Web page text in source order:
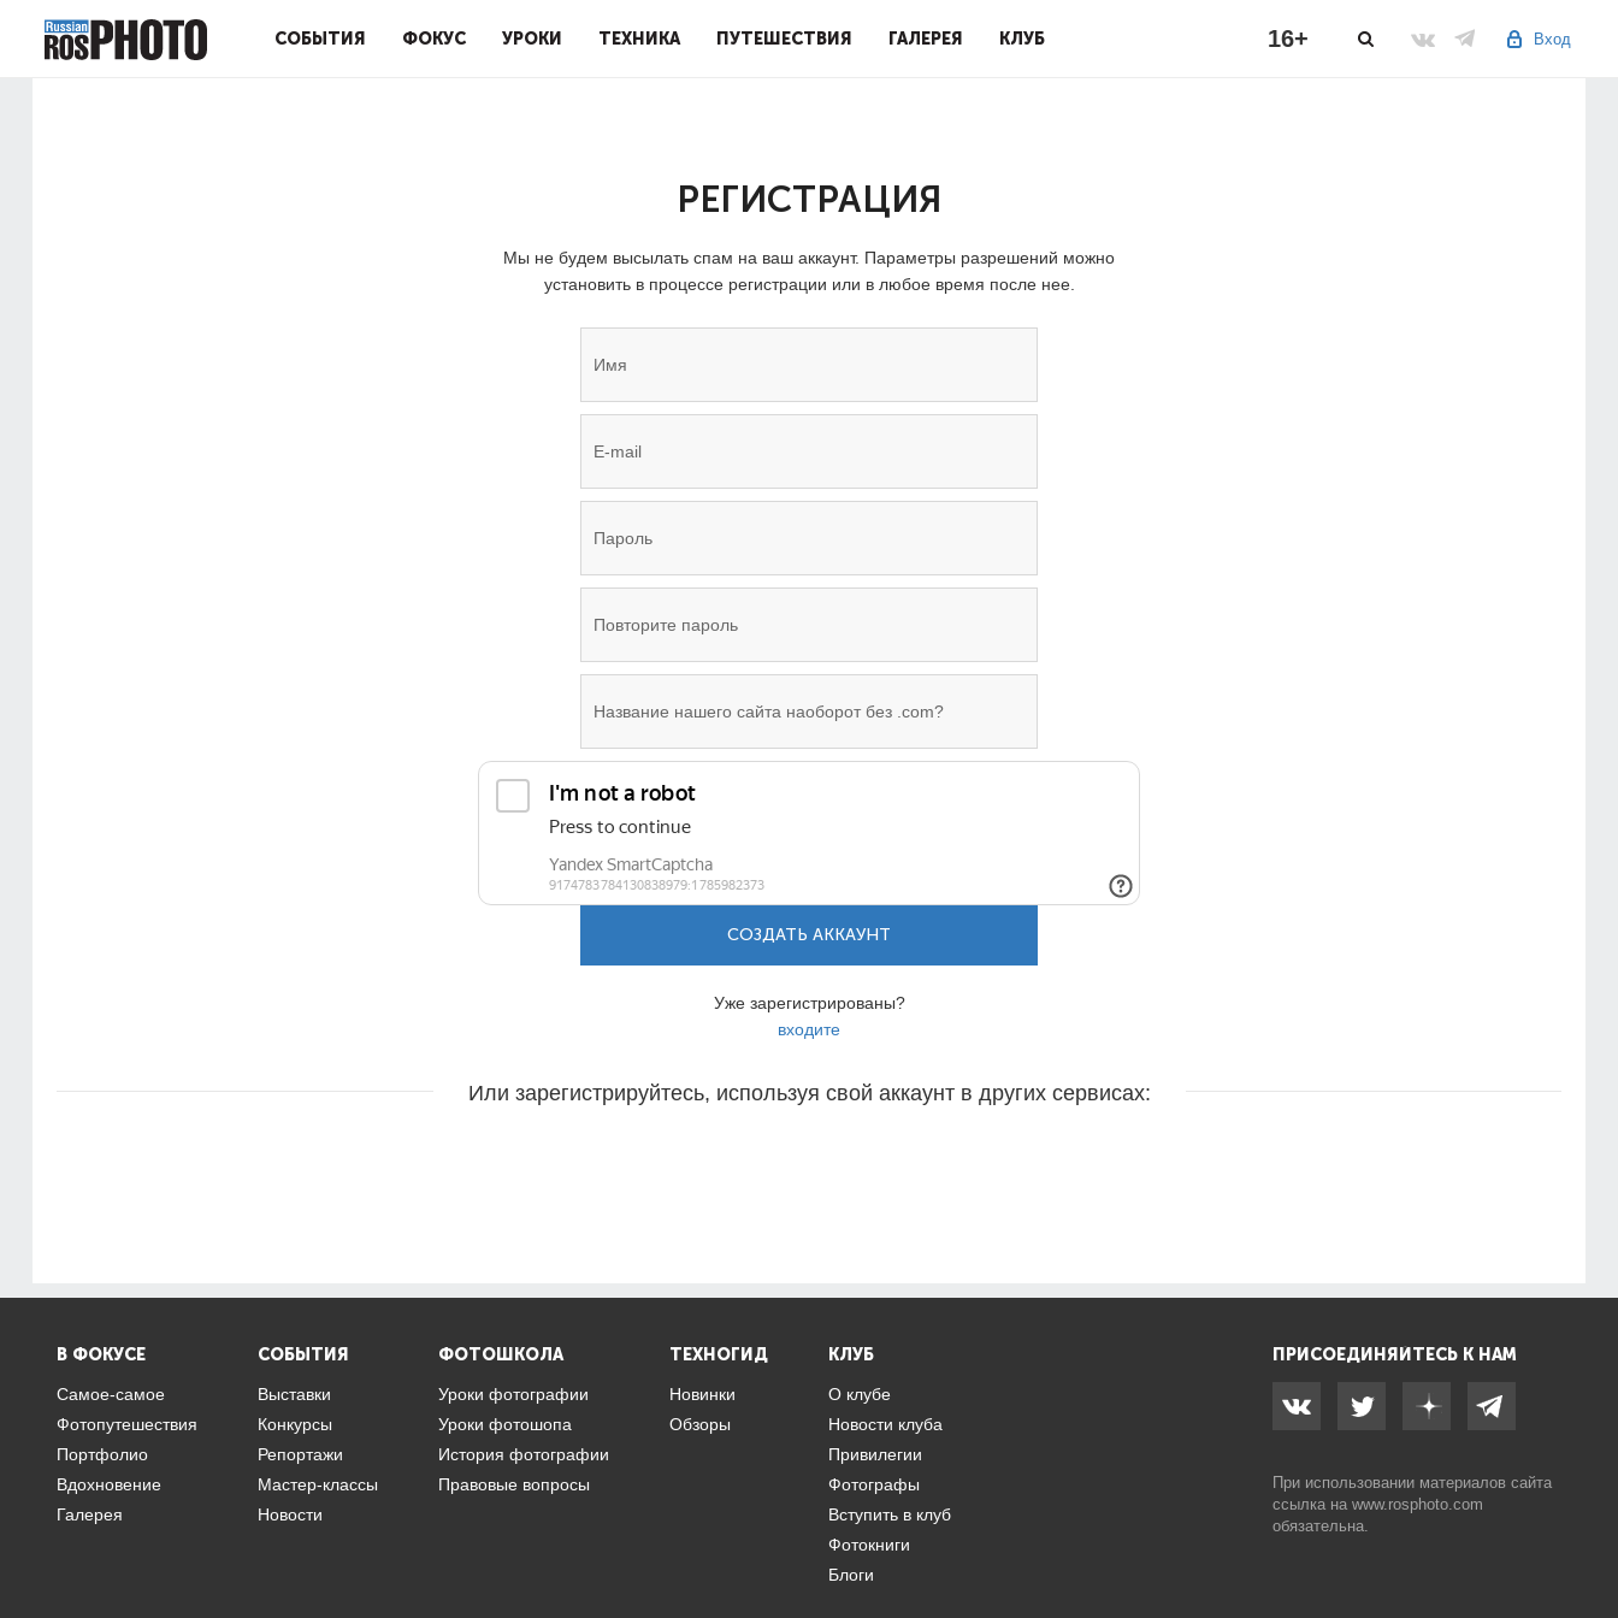
СОБЫТИЯ ФОКУС УРОКИ ТЕХНИКА ПУТЕШЕСТВИЯ ГАЛЕРЕЯ КЛУБ Вход
16+
РЕГИСТРАЦИЯ
Мы не будем высылать спам на ваш аккаунт. Параметры разрешений можно
установить в процессе регистрации или в любое время после нее.
СОЗДАТЬ АККАУНТ
Уже зарегистрированы?
входите
Или зарегистрируйтесь, используя свой аккаунт в других сервисах:
В ФОКУСЕ
Самое-самое
Фотопутешествия
Портфолио
Вдохновение
Галерея
СОБЫТИЯ
Выставки
Конкурсы
Репортажи
Мастер-классы
Новости
ФОТОШКОЛА
Уроки фотографии
Уроки фотошопа
История фотографии
Правовые вопросы
ТЕХНОГИД
Новинки
Обзоры
КЛУБ
О клубе
Новости клуба
Привилегии
Фотографы
Вступить в клуб
Фотокниги
Блоги
ПРИСОЕДИНЯЙТЕСЬ К НАМ
При использовании материалов сайта
ссылка на www.rosphoto.com
обязательна.